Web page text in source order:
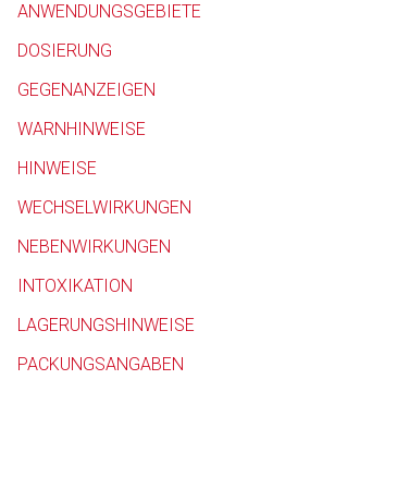
ANWENDUNGSGEBIETE
DOSIERUNG
GEGENANZEIGEN
WARNHINWEISE
HINWEISE
WECHSELWIRKUNGEN
NEBENWIRKUNGEN
INTOXIKATION
LAGERUNGSHINWEISE
PACKUNGSANGABEN